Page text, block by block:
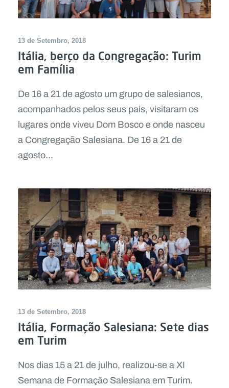
13 de Setembro, 2018
Itália, berço da Congregação: Turim
em Família
De 16 a 21 de agosto um grupo de salesianos,
acompanhados pelos seus pais, visitaram os
lugares onde viveu Dom Bosco e onde nasceu
a Congregação Salesiana. De 16 a 21 de
agosto...
13 de Setembro, 2018
Itália, Formação Salesiana: Sete dias
em Turim
Nos dias 15 a 21 de julho, realizou-se a XI
Semana de Formação Salesiana em Turim.